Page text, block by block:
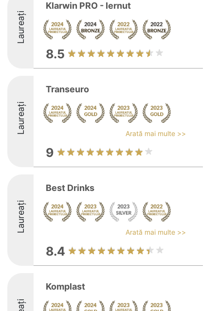
Laureați
Klarwin PRO - Iernut
8.5
Laureați
Transeuro
Arată mai multe >>
9
Laureați
Best Drinks
Arată mai multe >>
8.4
Komplast